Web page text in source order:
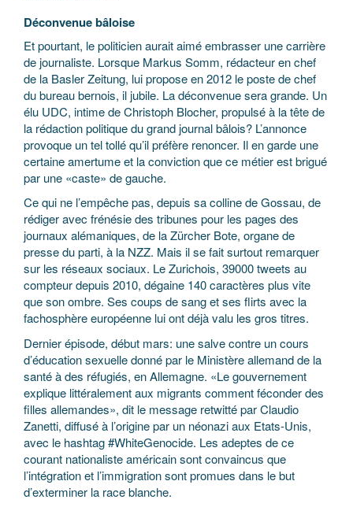
Déconvenue bâloise
Et pourtant, le politicien aurait aimé embrasser une carrière
de journaliste. Lorsque Markus Somm, rédacteur en chef
de la Basler Zeitung, lui propose en 2012 le poste de chef
du bureau bernois, il jubile. La déconvenue sera grande. Un
élu UDC, intime de Christoph Blocher, propulsé à la tête de
la rédaction politique du grand journal bâlois? L’annonce
provoque un tel tollé qu’il préfère renoncer. Il en garde une
certaine amertume et la conviction que ce métier est brigué
par une «caste» de gauche.
Ce qui ne l’empêche pas, depuis sa colline de Gossau, de
rédiger avec frénésie des tribunes pour les pages des
journaux alémaniques, de la Zürcher Bote, organe de
presse du parti, à la NZZ. Mais il se fait surtout remarquer
sur les réseaux sociaux. Le Zurichois, 39000 tweets au
compteur depuis 2010, dégaine 140 caractères plus vite
que son ombre. Ses coups de sang et ses flirts avec la
fachosphère européenne lui ont déjà valu les gros titres.
Dernier épisode, début mars: une salve contre un cours
d’éducation sexuelle donné par le Ministère allemand de la
santé à des réfugiés, en Allemagne. «Le gouvernement
explique littéralement aux migrants comment féconder des
filles allemandes», dit le message retwitté par Claudio
Zanetti, diffusé à l’origine par un néonazi aux Etats-Unis,
avec le hashtag #WhiteGenocide. Les adeptes de ce
courant nationaliste américain sont convaincus que
l’intégration et l’immigration sont promues dans le but
d’exterminer la race blanche.